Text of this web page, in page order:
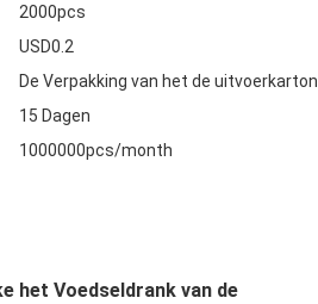
2000pcs
USD0.2
De Verpakking van het de uitvoerkarton
15 Dagen
1000000pcs/month
het Voedseldrank van de